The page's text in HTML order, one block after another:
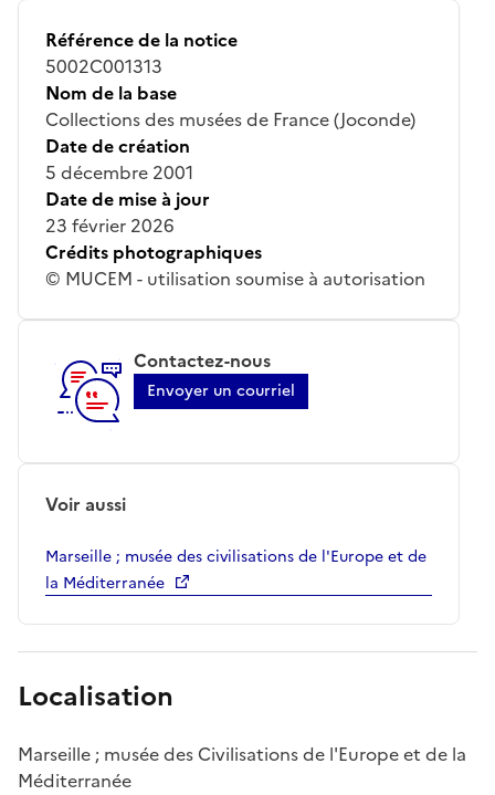
Référence de la notice
5002C001313
Nom de la base
Collections des musées de France (Joconde)
Date de création
5 décembre 2001
Date de mise à jour
23 février 2026
Crédits photographiques
© MUCEM - utilisation soumise à autorisation
Contactez-nous
Envoyer un courriel
Voir aussi
Marseille ; musée des civilisations de l'Europe et de
la Méditerranée
Localisation
Marseille ; musée des Civilisations de l'Europe et de la
Méditerranée